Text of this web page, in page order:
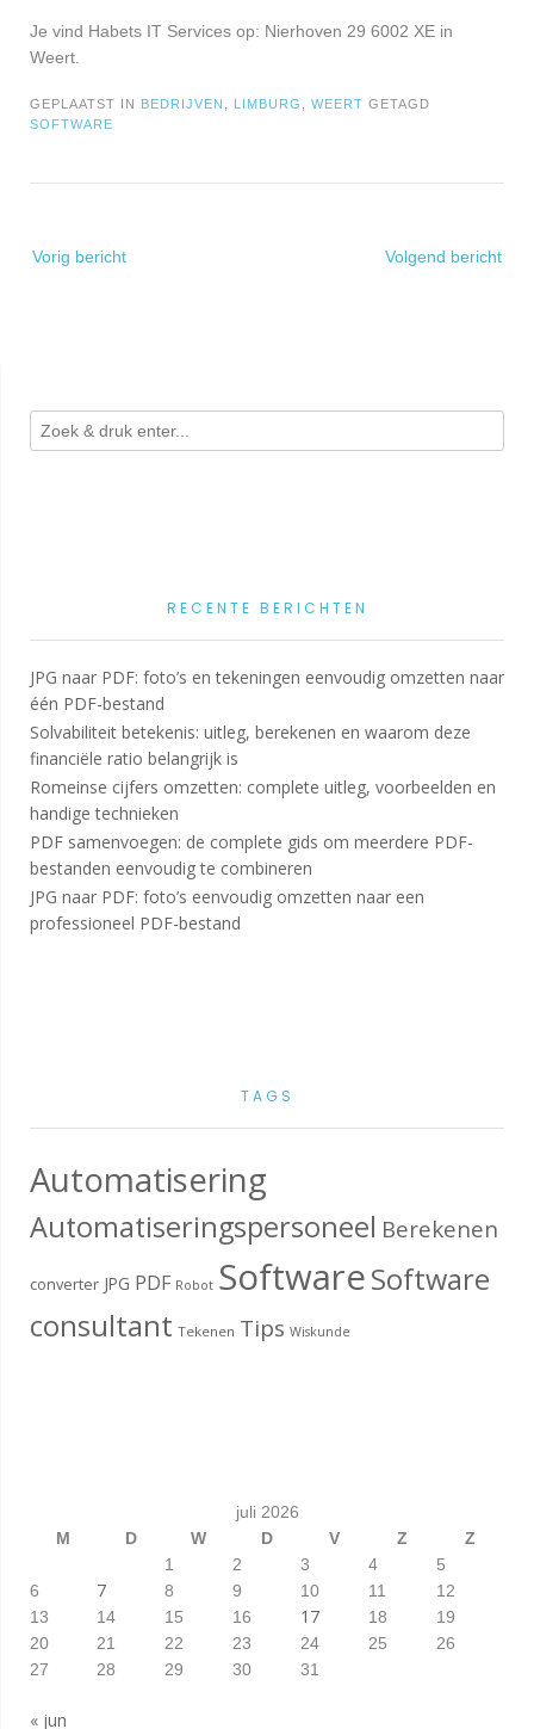
Je vind Habets IT Services op: Nierhoven 29 6002 XE in
Weert.
GEPLAATST IN BEDRIJVEN LIMBURG WEERT GETAGD
SOFTWARE
navigatie
Vorig bericht Volgend bericht
RECENTE BERICHTEN
JPG naar PDF: foto’s en tekeningen eenvoudig omzetten naar
één PDF-bestand
Solvabiliteit betekenis: uitleg, berekenen en waarom deze
financiële ratio belangrijk is
Romeinse cijfers omzetten: complete uitleg, voorbeelden en
handige technieken
PDF samenvoegen: de complete gids om meerdere PDF-
bestanden eenvoudig te combineren
JPG naar PDF: foto’s eenvoudig omzetten naar een
professioneel PDF-bestand
TAGS
Automatisering
Automatiseringspersoneel Berekenen
converter JPG PDF Robot SoftwareSoftware
consultant Tekenen Tips Wiskunde
juli 2026
M
D W D V Z
Z
1
2 3 4
5
6
7 8 9 10 11
12
13
14 15 16 17 18
19
20
21 22 23 24 25
26
27
28 29 30 31
« jun